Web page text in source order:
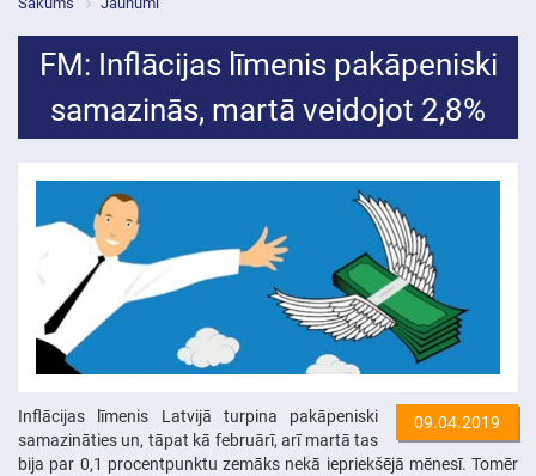
FM: Inflācijas līmenis pakāpeniski
samazinās, martā veidojot 2,8%
09.04.2019
Inflācijas līmenis Latvijā turpina pakāpeniski
samazināties un, tāpat kā februārī, arī martā tas
bija par 0,1 procentpunktu zemāks nekā iepriekšējā mēnesī. Tomēr